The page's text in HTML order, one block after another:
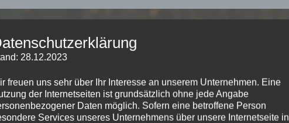
28.12.2023
freuen uns sehr über Ihr Interesse an unserem Unternehmen. Eine
der Internetseiten ist grundsätzlich ohne jede Angabe
Daten möglich. Sofern eine betroffene Person
Services unseres Unternehmens über unsere Internetseite in